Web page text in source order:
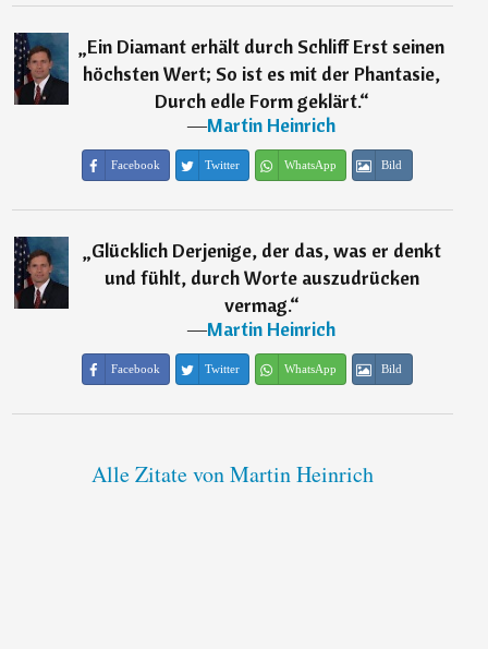
„Ein Diamant erhält durch Schliff Erst seinen
höchsten Wert; So ist es mit der Phantasie,
Durch edle Form geklärt.“
―Martin Heinrich
Facebook Twitter WhatsApp Bild
„Glücklich Derjenige, der das, was er denkt
und fühlt, durch Worte auszudrücken
vermag.“
―Martin Heinrich
Facebook Twitter WhatsApp Bild
Alle Zitate von Martin Heinrich